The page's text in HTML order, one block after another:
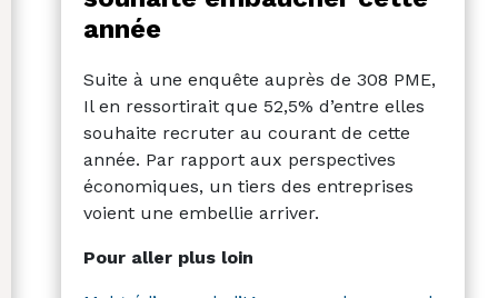
année
Suite à une enquête auprès de 308 PME,
Il en ressortirait que 52,5% d’entre elles
souhaite recruter au courant de cette
année. Par rapport aux perspectives
économiques, un tiers des entreprises
voient une embellie arriver.
Pour aller plus loin